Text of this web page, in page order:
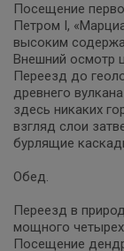
Посещение
Петром I,
высоким
Внешний осмотр
Переезд до
древнего
здесь никаких
взгляд слои
бурлящие
Обед.
Переезд в
мощного
Посещение